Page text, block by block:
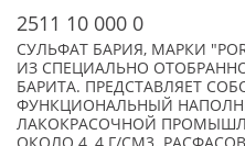
2511 10 000 0
СУЛЬФАТ БАРИЯ, МАРКИ
ИЗ СПЕЦИАЛЬНО
БАРИТА. ПРЕДСТАВЛЯЕТ
ФУНКЦИОНАЛЬНЫЙ
ЛАКОКРАСОЧНОЙ